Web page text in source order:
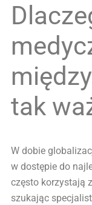
tak
W dobie
w dostępie do
często korzystają
szukając